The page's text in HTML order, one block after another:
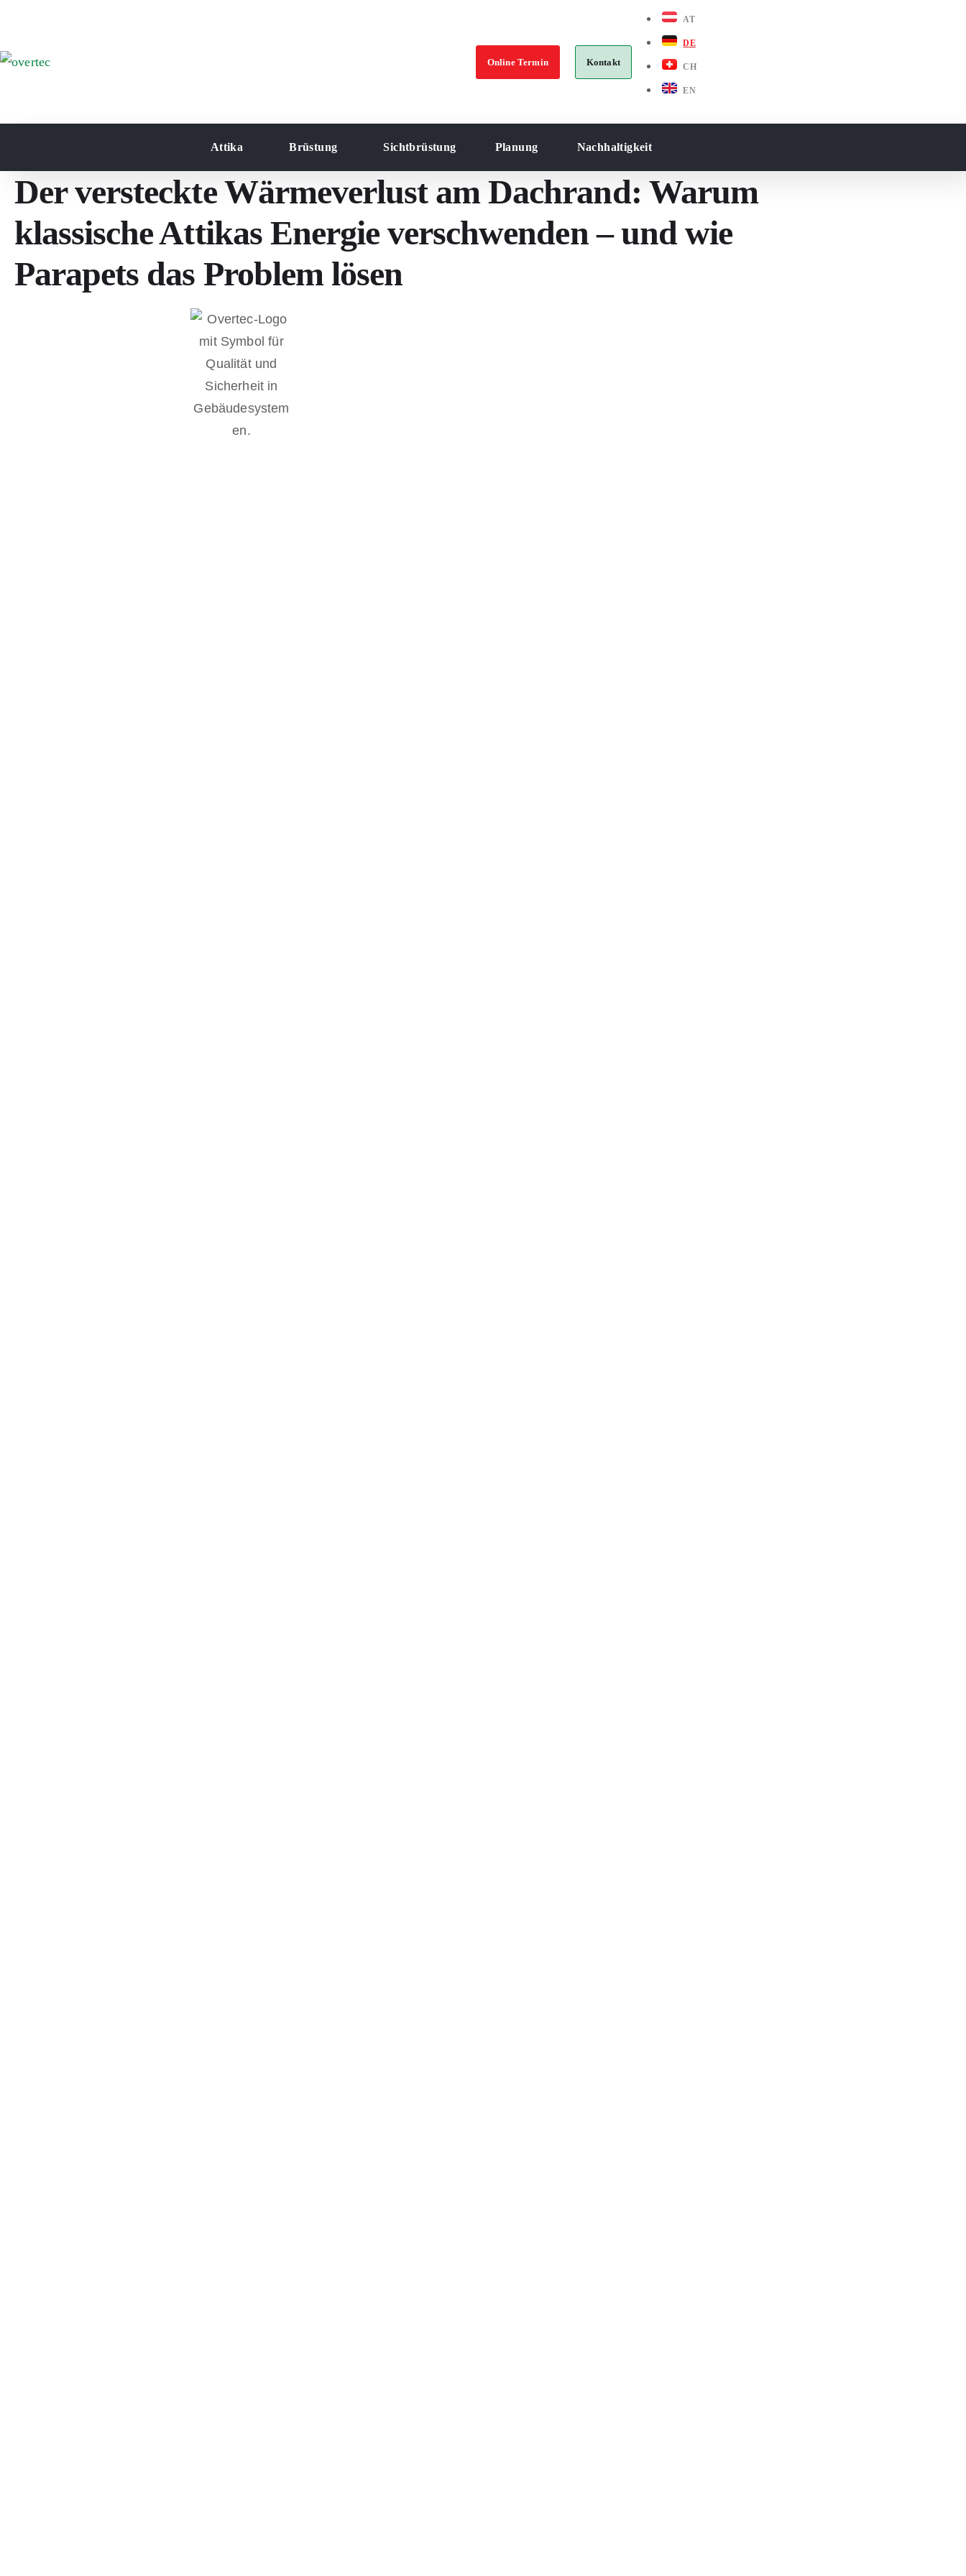
Online Termin Kontakt
AT
DE
CH
EN
Attika Brüstung Sichtbrüstung Planung Nachhaltigkeit
Der versteckte Wärmeverlust am Dachrand: Warum
klassische Attikas Energie verschwenden – und wie
Parapets das Problem lösen